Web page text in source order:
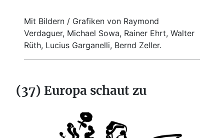
Mit Bildern / Grafiken von Raymond
Verdaguer, Michael Sowa, Rainer Ehrt, Walter
Rüth, Lucius Garganelli, Bernd Zeller.
(37) Europa schaut zu